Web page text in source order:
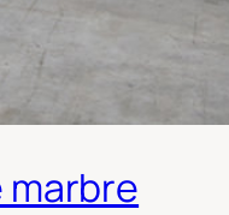
marbre